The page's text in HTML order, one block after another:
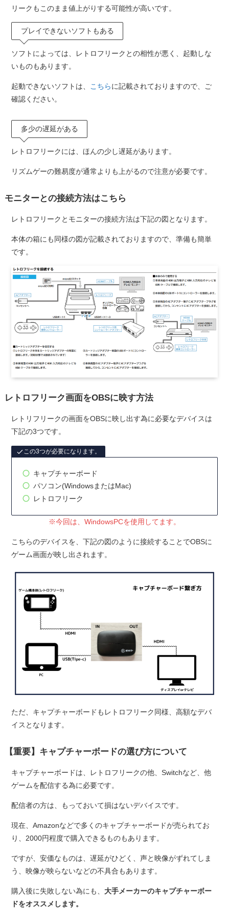
リークもこのまま値上がりする可能性が高いです。
プレイできないソフトもある
ソフトによっては、レトロフリークとの相性が悪く、起動しな
いものもあります。
起動できないソフトは、 こちらに記載されておりますので、ご
確認ください。
多少の遅延がある
レトロフリークには、ほんの少し遅延があります。
リズムゲーの難易度が通常よりも上がるので注意が必要です。
モニターとの接続方法はこちら
レトロフリークとモニターの接続方法は下記の図となります。
本体の箱にも同様の図が記載されておりますので、準備も簡単
です。
レトロフリーク画面をOBSに映す方法
レトリフリークの画面をOBSに映し出す為に必要なデバイスは
下記の3つです。
この3つが必要になります。
キャプチャーボード
パソコン(WindowsまたはMac)
レトロフリーク
※今回は、WindowsPCを使用してます。
こちらのデバイスを、下記の図のように接続することでOBSに
ゲーム画面が映し出されます。
ただ、キャプチャーボードもレトロフリーク同様、高額なデバ
イスとなります。
【重要】キャプチャーボードの選び方について
キャプチャーボードは、レトロフリークの他、Switchなど、他
ゲームを配信する為に必要です。
配信者の方は、もっておいて損はないデバイスです。
現在、Amazonなどで多くのキャプチャーボードが売られてお
り、2000円程度で購入できるものもあります。
ですが、安価なものは、遅延がひどく、声と映像がずれてしま
う、映像が映らないなどの不具合もあります。
購入後に失敗しない為にも、 大手メーカーのキャプチャーボー
ドをオススメします。